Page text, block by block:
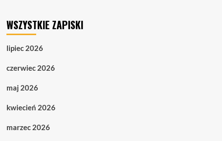
27.01.
WSZYSTKIE ZAPISKI
lipiec 2026
czerwiec 2026
maj 2026
kwiecień 2026
marzec 2026